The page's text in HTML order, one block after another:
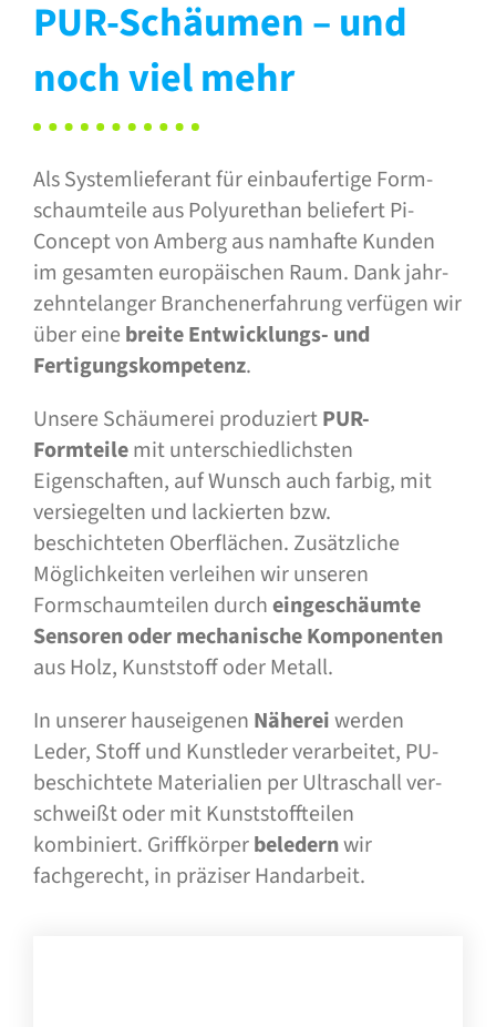
PUR-Schäumen – und
noch viel mehr
Als Systemlieferant für einbaufertige Form­
schaum­teile aus Polyurethan beliefert Pi-
Concept von Amberg aus namhafte Kunden
im gesamten euro­päischen Raum. Dank jahr­
zehnte­langer Branchen­er­fahrung verfügen wir
über eine breite Ent­wicklungs- und
Fertigungs­kompetenz.
Unsere Schäumerei produziertPUR-
Formteilemit unterschiedlichsten
Eigenschaften, auf Wunsch auch farbig, mit
ver­siegelten und lackierten bzw.
beschichteten Oberflächen. Zusätzliche
Möglichkeiten ver­leihen wir unseren
Formschaumteilen durchein­geschäum­te
Sensoren oder mechanische Kom­­ponenten
aus Holz, Kunst­stoff oder Metall.
In unserer haus­eigenen Nähereiwerden
Leder, Stoff und Kunstleder ver­arbeitet, PU-
beschich­tete Ma­terialien per Ultraschall ver­
schweißt oder mit Kunst­stoff­teilen
kombiniert. Griffkörperbeledernwir
fachgerecht, in präziser Handarbeit.